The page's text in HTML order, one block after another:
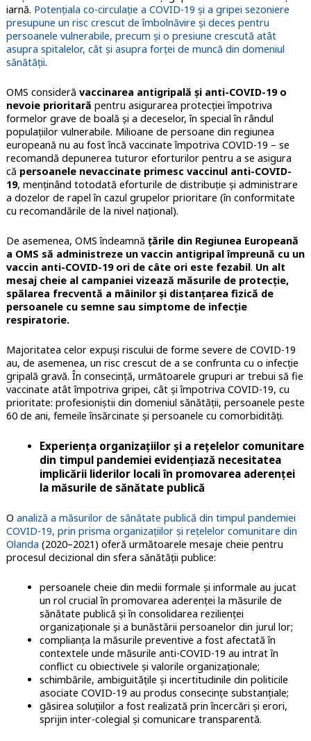
iarnă. Potențiala co-circulație a COVID-19 și a gripei sezoniere
presupune un risc crescut de îmbolnăvire și deces pentru
persoanele vulnerabile, precum și o presiune crescută atât
asupra spitalelor, cât și asupra forței de muncă din domeniul
sănătății.
OMS consideră vaccinarea antigripală și anti-COVID-19 o
nevoie prioritară pentru asigurarea protecției împotriva
formelor grave de boală și a deceselor, în special în rândul
populațiilor vulnerabile. Milioane de persoane din regiunea
europeană nu au fost încă vaccinate împotriva COVID-19 – se
recomandă depunerea tuturor eforturilor pentru a se asigura
că persoanele nevaccinate primesc vaccinul anti-COVID-
19, menținând totodată eforturile de distribuție și administrare
a dozelor de rapel în cazul grupelor prioritare (în conformitate
cu recomandările de la nivel național).
De asemenea, OMS îndeamnă țările din Regiunea Europeană
a OMS să administreze un vaccin antigripal împreună cu un
vaccin anti-COVID-19 ori de câte ori este fezabil. Un alt
mesaj cheie al campaniei vizează măsurile de protecție,
spălarea frecventă a mâinilor și distanțarea fizică de
persoanele cu semne sau simptome de infecție
respiratorie.
Majoritatea celor expuși riscului de forme severe de COVID-19
au, de asemenea, un risc crescut de a se confrunta cu o infecție
gripală gravă. În consecință, următoarele grupuri ar trebui să fie
vaccinate atât împotriva gripei, cât și împotriva COVID-19, cu
prioritate: profesioniștii din domeniul sănătății, persoanele peste
60 de ani, femeile însărcinate și persoanele cu comorbidități.
Experiența organizațiilor și a rețelelor comunitare
din timpul pandemiei evidențiază necesitatea
implicării liderilor locali în promovarea aderenței
la măsurile de sănătate publică
O analiză a măsurilor de sănătate publică din timpul pandemiei
COVID-19, prin prisma organizațiilor și rețelelor comunitare din
Olanda (2020–2021) oferă următoarele mesaje cheie pentru
procesul decizional din sfera sănătății publice:
persoanele cheie din medii formale și informale au jucat
un rol crucial în promovarea aderenței la măsurile de
sănătate publică și în consolidarea rezilienței
organizaționale și a bunăstării persoanelor din jurul lor;
complianța la măsurile preventive a fost afectată în
contextele unde măsurile anti-COVID-19 au intrat în
conflict cu obiectivele și valorile organizaționale;
schimbările, ambiguitățile și incertitudinile din politicile
asociate COVID-19 au produs consecințe substanțiale;
găsirea soluțiilor a fost realizată prin încercări și erori,
sprijin inter-colegial și comunicare transparentă.